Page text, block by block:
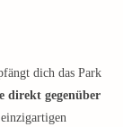
dich das Park
direkt gegenüber